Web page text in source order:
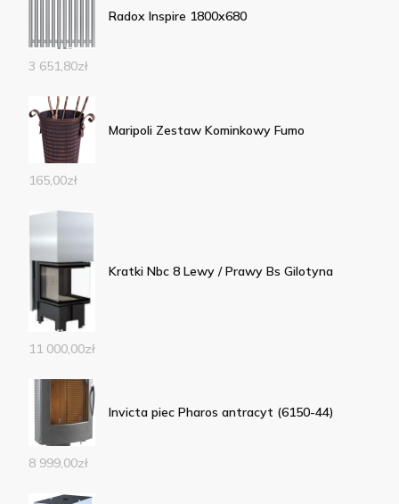
Radox Inspire 1800x680
3 651,80zł
Maripoli Zestaw Kominkowy Fumo
165,00zł
Kratki Nbc 8 Lewy / Prawy Bs Gilotyna
11 000,00zł
Invicta piec Pharos antracyt (6150-44)
8 999,00zł